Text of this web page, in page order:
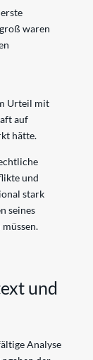
waren
Urteil mit
auf
hätte.
und
stark
seines
und
Analyse